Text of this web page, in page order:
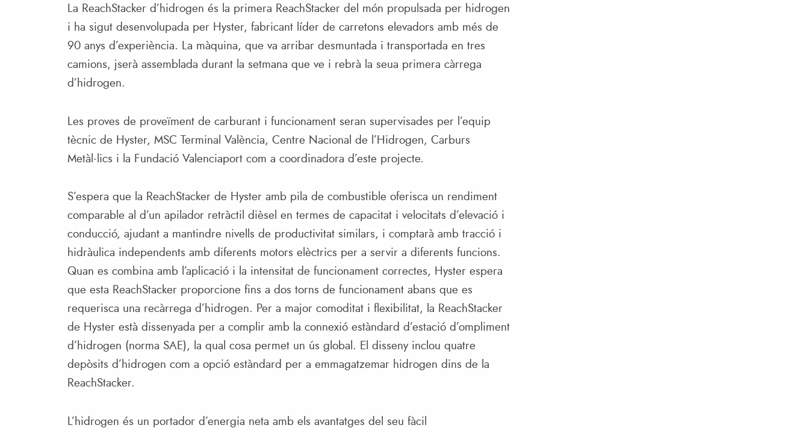
La ReachStacker d’hidrogen és la primera ReachStacker del món propulsada per hidrogen
i ha sigut desenvolupada per Hyster, fabricant líder de carretons elevadors amb més de
90 anys d’experiència. La màquina, que va arribar desmuntada i transportada en tres
camions, jserà assemblada durant la setmana que ve i rebrà la seua primera càrrega
d’hidrogen.
Les proves de proveïment de carburant i funcionament seran supervisades per l’equip
tècnic de Hyster, MSC Terminal València, Centre Nacional de l’Hidrogen, Carburs
Metàl·lics i la Fundació Valenciaport com a coordinadora d’este projecte.
S’espera que la ReachStacker de Hyster amb pila de combustible oferisca un rendiment
comparable al d’un apilador retràctil dièsel en termes de capacitat i velocitats d’elevació i
conducció, ajudant a mantindre nivells de productivitat similars, i comptarà amb tracció i
hidràulica independents amb diferents motors elèctrics per a servir a diferents funcions.
Quan es combina amb l’aplicació i la intensitat de funcionament correctes, Hyster espera
que esta ReachStacker proporcione fins a dos torns de funcionament abans que es
requerisca una recàrrega d’hidrogen. Per a major comoditat i flexibilitat, la ReachStacker
de Hyster està dissenyada per a complir amb la connexió estàndard d’estació d’ompliment
d’hidrogen (norma SAE), la qual cosa permet un ús global. El disseny inclou quatre
depòsits d’hidrogen com a opció estàndard per a emmagatzemar hidrogen dins de la
ReachStacker.
L’hidrogen és un portador d’energia neta amb els avantatges del seu fàcil